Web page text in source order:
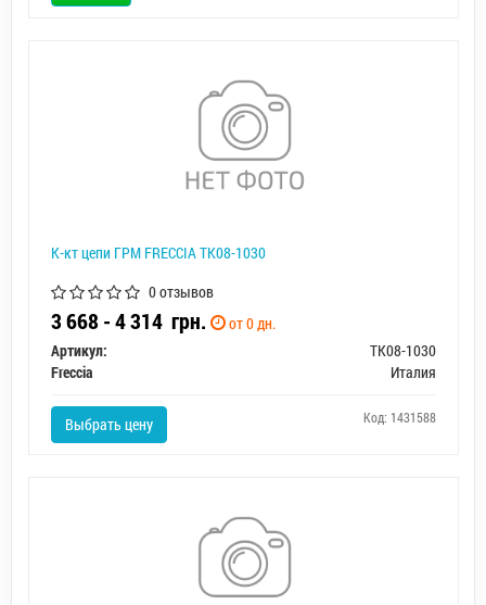
К-кт цепи ГРМ FRECCIA TK08-1030
0 отзывов
3 668 - 4 314 грн.
от 0 дн.
Артикул:
TK08-1030
Freccia
Италия
Выбрать цену Код: 1431588